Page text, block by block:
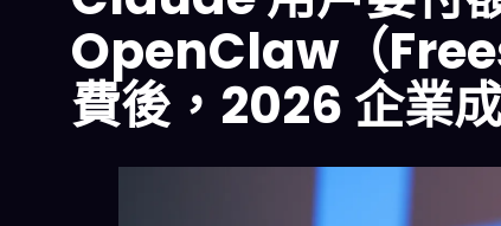
OpenClaw（
費後，2026 企業